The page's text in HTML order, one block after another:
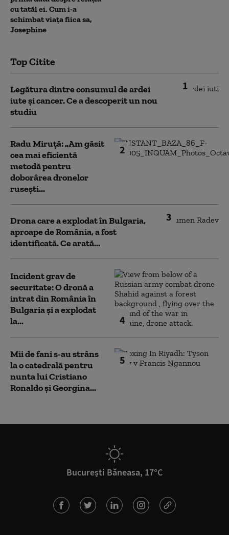
cu tatăl ei. Cum i-a
schimbat viața fiica sa,
Josephine
Top Citite
1
Legătura dintre consumul de ardei
iute și cancer. Ce a descoperit un nou
studiu
2
Radu Miruță: „Am găsit
cea mai eficientă
metodă pentru
doborârea dronelor
rusești...
3
Drona care a explodat în Bulgaria,
aproape de România, a fost
identificată. Ce arată...
4
Incident grav de
securitate: O dronă a
intrat din România în
Bulgaria şi a explodat
la...
5
Mii de fani s-au strâns
la o catedrală pentru
nunta lui Cristiano
Ronaldo şi Georgina...
București Băneasa, 17°C